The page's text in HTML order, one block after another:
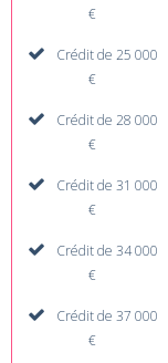
€
Crédit de 25 000
€
Crédit de 28 000
€
Crédit de 31 000
€
Crédit de 34 000
€
Crédit de 37 000
€